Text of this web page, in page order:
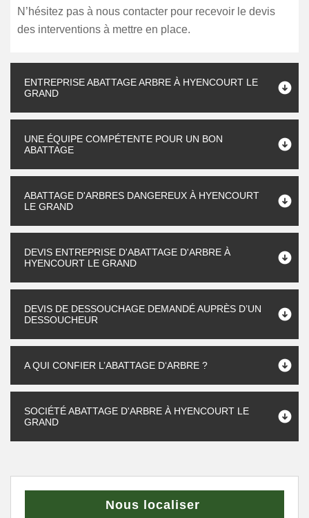
N’hésitez pas à nous contacter pour recevoir le devis
des interventions à mettre en place.
ENTREPRISE ABATTAGE ARBRE À HYENCOURT LE
GRAND
UNE ÉQUIPE COMPÉTENTE POUR UN BON
ABATTAGE
ABATTAGE D'ARBRES DANGEREUX À HYENCOURT
LE GRAND
DEVIS ENTREPRISE D'ABATTAGE D'ARBRE À
HYENCOURT LE GRAND
DEVIS DE DESSOUCHAGE DEMANDÉ AUPRÈS D’UN
DESSOUCHEUR
A QUI CONFIER L’ABATTAGE D‘ARBRE ?
SOCIÉTÉ ABATTAGE D'ARBRE À HYENCOURT LE
GRAND
Nous localiser